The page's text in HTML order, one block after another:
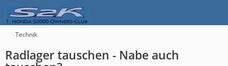
Technik
Radlager tauschen - Nabe auch